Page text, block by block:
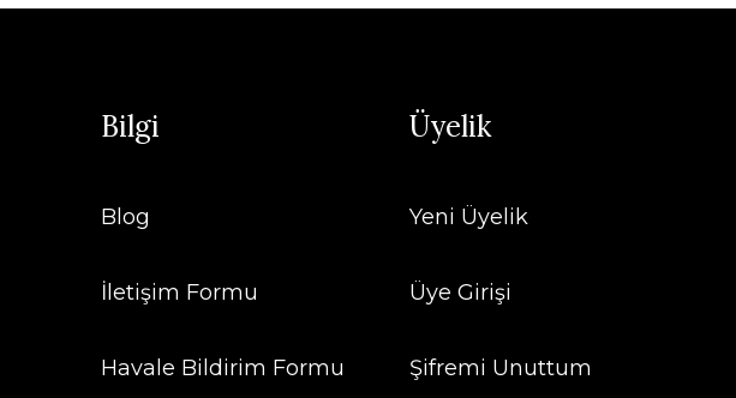
Bilgi
Blog
İletişim Formu
Havale Bildirim Formu
Üyelik
Yeni Üyelik
Üye Girişi
Şifremi Unuttum